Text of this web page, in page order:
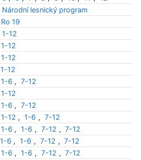
Národní lesnický program
Ro 19
1-12
1-12
1-12
1-12
1-6 , 7-12
1-12
1-6 , 7-12
1-12 , 1-6 , 7-12
1-6 , 1-6 , 7-12 , 7-12
1-6 , 1-6 , 7-12 , 7-12
1-6 , 1-6 , 7-12 , 7-12